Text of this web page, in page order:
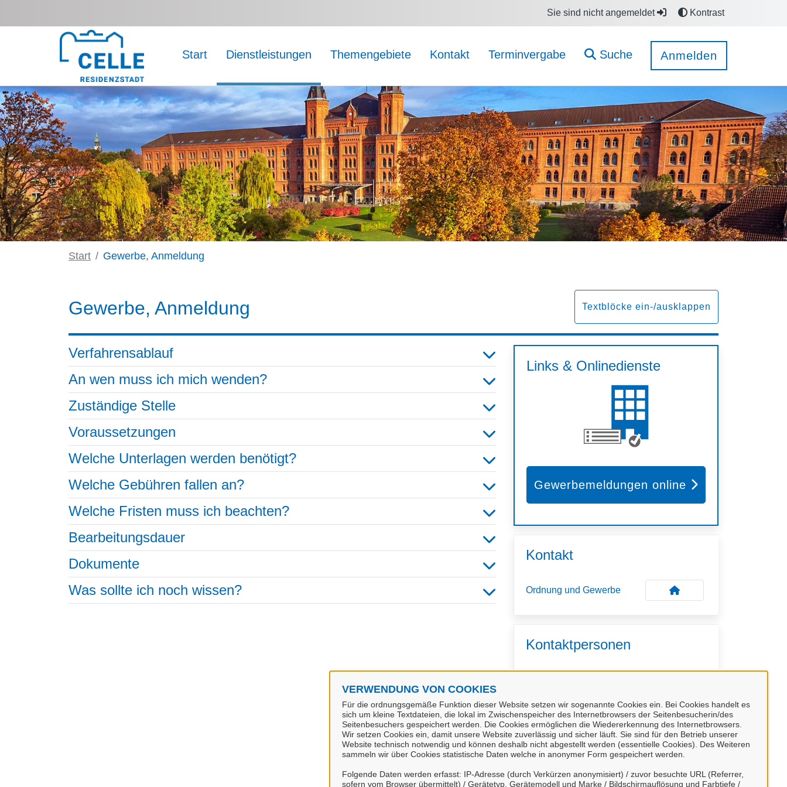
VERWENDUNG VON COOKIES
Für die ordnungsgemäße Funktion dieser Website setzen wir sogenannte Cookies ein. Bei Cookies handelt es
sich um kleine Textdateien, die lokal im Zwischenspeicher des Internetbrowsers der Seitenbesucherin/des
Seitenbesuchers gespeichert werden. Die Cookies ermöglichen die Wiedererkennung des Internetbrowsers.
Wir setzen Cookies ein, damit unsere Website zuverlässig und sicher läuft. Sie sind für den Betrieb unserer
Website technisch notwendig und können deshalb nicht abgestellt werden (essentielle Cookies). Des Weiteren
sammeln wir über Cookies statistische Daten welche in anonymer Form gespeichert werden.
Folgende Daten werden erfasst: IP-Adresse (durch Verkürzen anonymisiert) / zuvor besuchte URL (Referrer,
sofern vom Browser übermittelt) / Gerätetyp, Gerätemodell und Marke / Bildschirmauflösung und Farbtiefe /
Sie sind nicht angemeldet Kontrast
Start Dienstleistungen Themengebiete Kontakt Terminvergabe Suche Anmelden
Start Gewerbe, Anmeldung
Gewerbe, Anmeldung Textblöcke ein-/ausklappen
Verfahrensablauf
An wen muss ich mich wenden?
Zuständige Stelle
Voraussetzungen
Welche Unterlagen werden benötigt?
Welche Gebühren fallen an?
Welche Fristen muss ich beachten?
Bearbeitungsdauer
Dokumente
Was sollte ich noch wissen?
Links & Onlinedienste
Gewerbemeldungen online
Kontakt
Ordnung und Gewerbe
Kontaktpersonen
Sachbearbeiter/-in
Frau Handke